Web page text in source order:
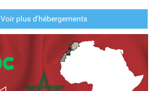
Voir plus d'hébergements